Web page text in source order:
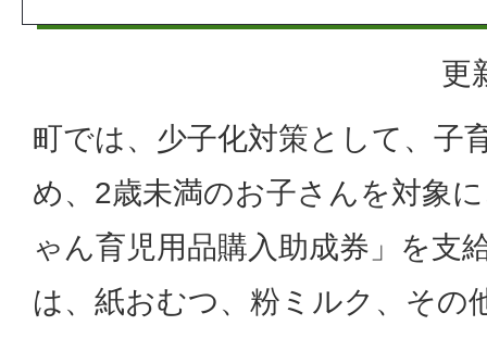
更
町では、少子化対策として、子
め、2歳未満のお子さんを対象
ゃん育児用品購入助成券」を支
は、紙おむつ、粉ミルク、その